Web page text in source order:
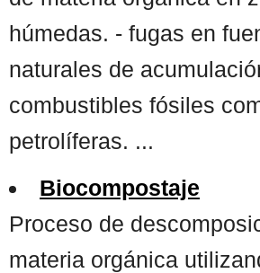
húmedas. - fugas en
naturales de
combustibles fósiles
petrolíferas. ...
Biocompostaje
Proceso de
materia orgánica